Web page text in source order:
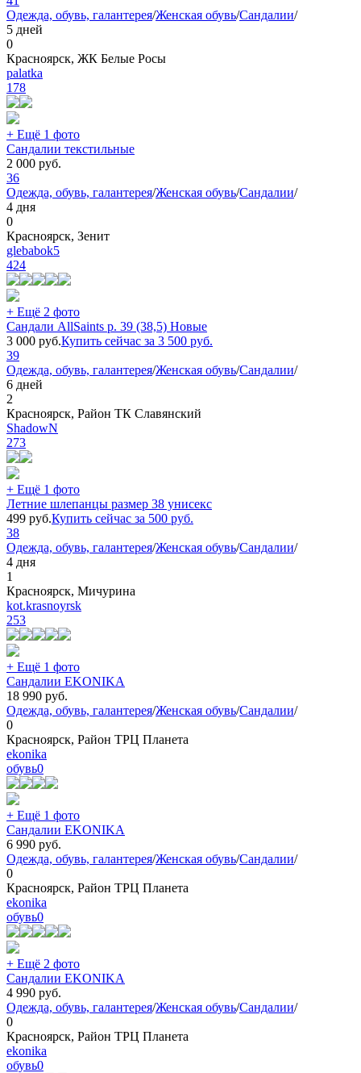
Одежда, обувь, галантерея/Женская обувь/Сандалии/
5 дней
0
Красноярск, ЖК Белые Росы
palatka
178
+ Ещё 1 фото
Сандалии текстильные
2 000 руб.
36
Одежда, обувь, галантерея/Женская обувь/Сандалии/
4 дня
0
Красноярск, Зенит
glebabok5
424
+ Ещё 2 фото
Сандали AllSaints р. 39 (38,5) Новые
3 000 руб.Купить сейчас за 3 500 руб.
39
Одежда, обувь, галантерея/Женская обувь/Сандалии/
6 дней
2
Красноярск, Район ТК Славянский
ShadowN
273
+ Ещё 1 фото
Летние шлепанцы размер 38 унисекс
499 руб.Купить сейчас за 500 руб.
38
Одежда, обувь, галантерея/Женская обувь/Сандалии/
4 дня
1
Красноярск, Мичурина
kot.krasnoyrsk
253
+ Ещё 1 фото
Сандалии EKONIKA
18 990 руб.
Одежда, обувь, галантерея/Женская обувь/Сандалии/
0
Красноярск, Район ТРЦ Планета
ekonika
обувь0
+ Ещё 1 фото
Сандалии EKONIKA
6 990 руб.
Одежда, обувь, галантерея/Женская обувь/Сандалии/
0
Красноярск, Район ТРЦ Планета
ekonika
обувь0
+ Ещё 2 фото
Сандалии EKONIKA
4 990 руб.
Одежда, обувь, галантерея/Женская обувь/Сандалии/
0
Красноярск, Район ТРЦ Планета
ekonika
обувь0